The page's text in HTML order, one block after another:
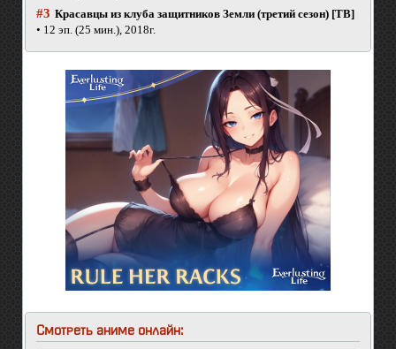
#3 Красавцы из клуба защитников Земли (третий сезон) [ТВ]
• 12 эп. (25 мин.), 2018г.
Смотреть аниме онлайн: